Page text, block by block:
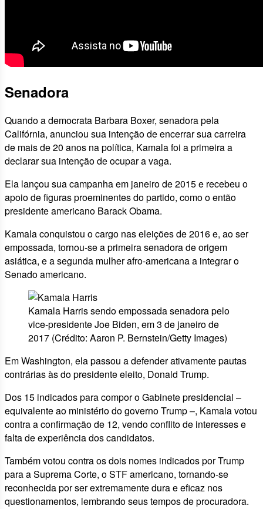
Senadora
Quando a democrata Barbara Boxer, senadora pela
Califórnia, anunciou sua intenção de encerrar sua carreira
de mais de 20 anos na política, Kamala foi a primeira a
declarar sua intenção de ocupar a vaga.
Ela lançou sua campanha em janeiro de 2015 e recebeu o
apoio de figuras proeminentes do partido, como o então
presidente americano Barack Obama.
Kamala conquistou o cargo nas eleições de 2016 e, ao ser
empossada, tornou-se a primeira senadora de origem
asiática, e a segunda mulher afro-americana a integrar o
Senado americano.
Kamala Harris sendo empossada senadora pelo
vice-presidente Joe Biden, em 3 de janeiro de
2017 (Crédito: Aaron P. Bernstein/Getty Images)
Em Washington, ela passou a defender ativamente pautas
contrárias às do presidente eleito, Donald Trump.
Dos 15 indicados para compor o Gabinete presidencial –
equivalente ao ministério do governo Trump –, Kamala votou
contra a confirmação de 12, vendo conflito de interesses e
falta de experiência dos candidatos.
Também votou contra os dois nomes indicados por Trump
para a Suprema Corte, o STF americano, tornando-se
reconhecida por ser extremamente dura e eficaz nos
questionamentos, lembrando seus tempos de procuradora.